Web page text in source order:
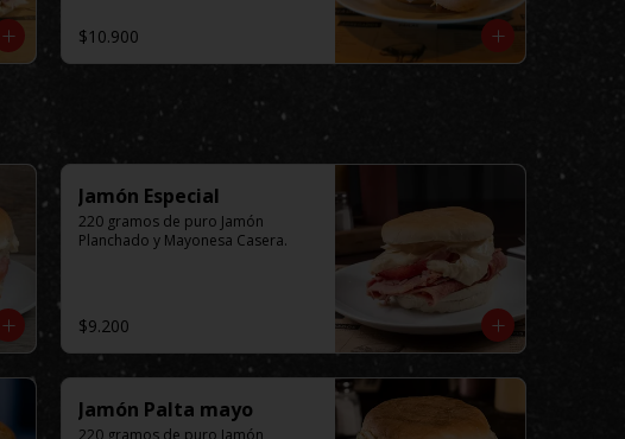
$10.900
Jamón Especial
220 gramos de puro Jamón
Planchado y Mayonesa Casera.
$9.200
Jamón Palta mayo
220 gramos de puro Jamón